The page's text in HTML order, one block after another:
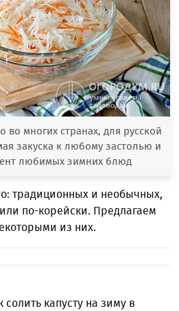
во многих странах, для русской
закуска к любому застолью и
любимых зимних блюд
традиционных и необычных,
по-корейски. Предлагаем
из них.
капусту на зиму в